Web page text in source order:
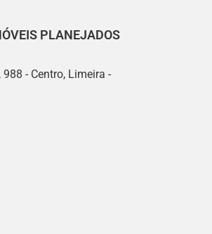
PLANEJADOS
988 - Centro, Limeira -